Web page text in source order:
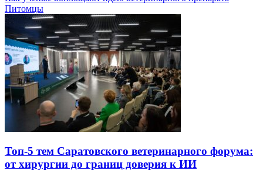
Питомцы
Топ-5 тем Саратовского ветеринарного форума:
от хирургии до границ доверия к ИИ